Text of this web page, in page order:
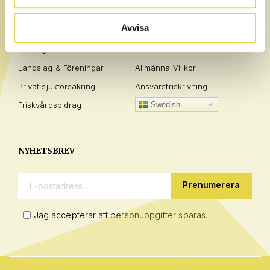
Avvisa
AFFÄRSOMRÅDEN
Landslag & Föreningar
Privat sjukförsäkring
Friskvårdsbidrag
INFO
Frågor / Svar
Allmänna Villkor
Ansvarsfriskrivning
Swedish
NYHETSBREV
E-postadress:
Jag accepterar att personuppgifter sparas.